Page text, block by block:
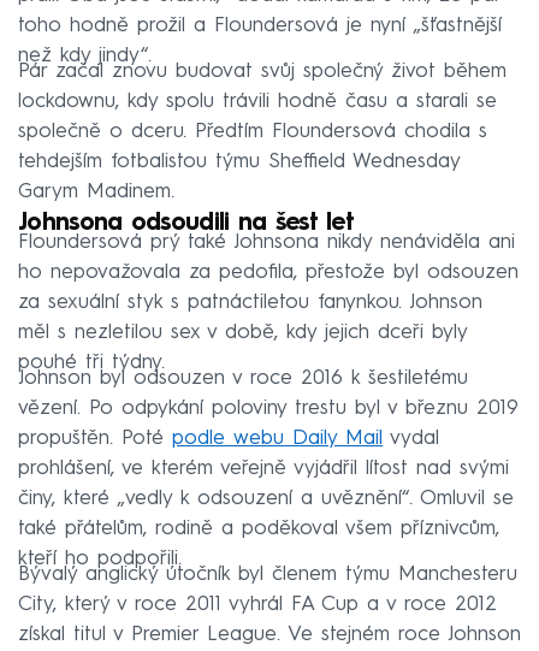
toho hodně prožil a Floundersová je nyní „šťastnější
než kdy jindy“.
Pár začal znovu budovat svůj společný život během
lockdownu, kdy spolu trávili hodně času a starali se
společně o dceru. Předtím Floundersová chodila s
tehdejším fotbalistou týmu Sheffield Wednesday
Garym Madinem.
Johnsona odsoudili na šest let
Floundersová prý také Johnsona nikdy nenáviděla ani
ho nepovažovala za pedofila, přestože byl odsouzen
za sexuální styk s patnáctiletou fanynkou. Johnson
měl s nezletilou sex v době, kdy jejich dceři byly
pouhé tři týdny.
Johnson byl odsouzen v roce 2016 k šestiletému
vězení. Po odpykání poloviny trestu byl v březnu 2019
propuštěn. Poté podle webu Daily Mail vydal
prohlášení, ve kterém veřejně vyjádřil lítost nad svými
činy, které „vedly k odsouzení a uvěznění“. Omluvil se
také přátelům, rodině a poděkoval všem příznivcům,
kteří ho podpořili.
Bývalý anglický útočník byl členem týmu Manchesteru
City, který v roce 2011 vyhrál FA Cup a v roce 2012
získal titul v Premier League. Ve stejném roce Johnson